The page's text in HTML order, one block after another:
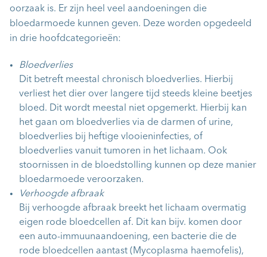
oorzaak is. Er zijn heel veel aandoeningen die
bloedarmoede kunnen geven. Deze worden opgedeeld
in drie hoofdcategorieën:
Bloedverlies
Dit betreft meestal chronisch bloedverlies. Hierbij
verliest het dier over langere tijd steeds kleine beetjes
bloed. Dit wordt meestal niet opgemerkt. Hierbij kan
het gaan om bloedverlies via de darmen of urine,
bloedverlies bij heftige vlooieninfecties, of
bloedverlies vanuit tumoren in het lichaam. Ook
stoornissen in de bloedstolling kunnen op deze manier
bloedarmoede veroorzaken.
Verhoogde afbraak
Bij verhoogde afbraak breekt het lichaam overmatig
eigen rode bloedcellen af. Dit kan bijv. komen door
een auto-immuunaandoening, een bacterie die de
rode bloedcellen aantast (Mycoplasma haemofelis),